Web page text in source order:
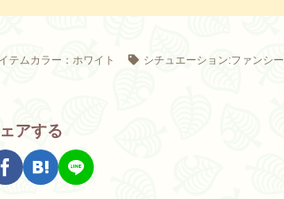
テムカラー：ホワイト シチュエーション:ファンシー
アする